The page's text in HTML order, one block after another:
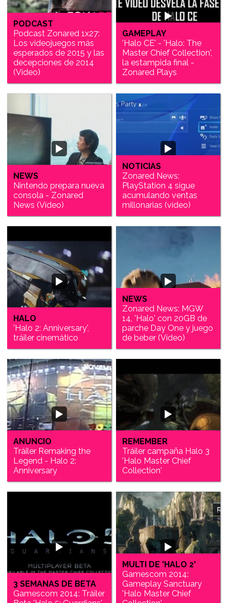
PODCAST
Podcast Zonared 1x27:
Los videojuegos más
esperados de 2015 y las
decepciones de 2014
(Vídeo)
GAMEPLAY
'Halo CE' - 'Halo: The
Master Chief Collection',
la estampida final -
Zonared Plays
NEWS
Nintendo prepara nueva
consola - Zonared
News (Vídeo)
NOTICIAS
Zonared News:
PlayStation 4 sigue
acumulando ventas
millonarias (vídeo)
HALO
'Halo 2: Anniversary',
tráiler cinemático
NEWS
Zonared News: MGW
14, 'Halo' con 20GB de
parche Day One y juego
de beber (Vídeo)
ANUNCIO
Tráiler Remaking the
Legend - Halo 2:
Anniversary
REMEMBER
Tráiler campaña Halo 3
'Halo Master Chief
Collection'
3 SEMANAS DE BETA
Gamescom 2014: Tráiler
MULTI DE 'HALO 2'
Gamescom 2014:
Gameplay Sanctuary
'Halo Master Chief